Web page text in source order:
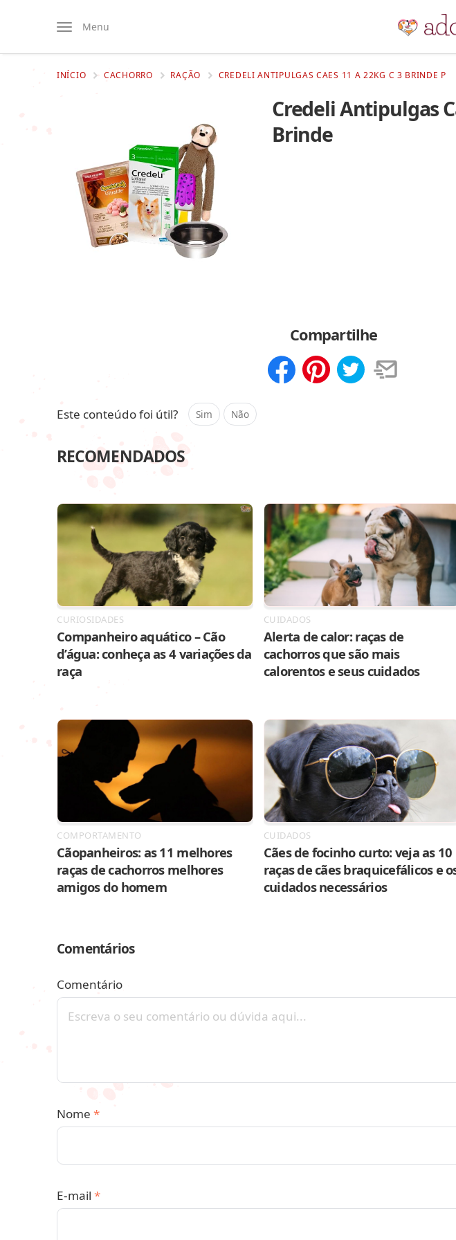
Menu
INÍCIO CACHORRO RAÇÃO CREDELI ANTIPULGAS CAES 11 A 22KG C 3 BRINDE P
Credeli Antipulgas
Brinde
Compartilhe
Este conteúdo foi útil? Sim Não
RECOMENDADOS
CURIOSIDADES
Companheiro aquático – Cão
d’água: conheça as 4 variações da
raça
CUIDADOS
Alerta de calor: raças de
cachorros que são mais
calorentos e seus cuidados
COMPORTAMENTO
Cãopanheiros: as 11 melhores
raças de cachorros melhores
amigos do homem
CUIDADOS
Cães de focinho curto: veja as 10
raças de cães braquicefálicos e
cuidados necessários
Comentários
Comentário
Nome *
E-mail *